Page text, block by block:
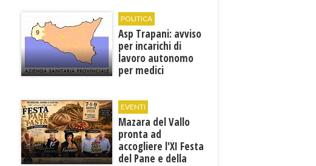
POLITICA
Asp Trapani: avviso
per incarichi di
lavoro autonomo
per medici
EVENTI
Mazara del Vallo
pronta ad
accogliere l'XI Festa
del Pane e della